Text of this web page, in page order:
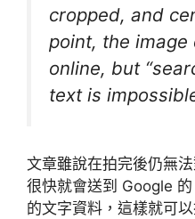
cropped, and
point, the
online, but
text is
文章雖說在拍完後仍無
很快就會送到 Google
的文字資料，這樣就可